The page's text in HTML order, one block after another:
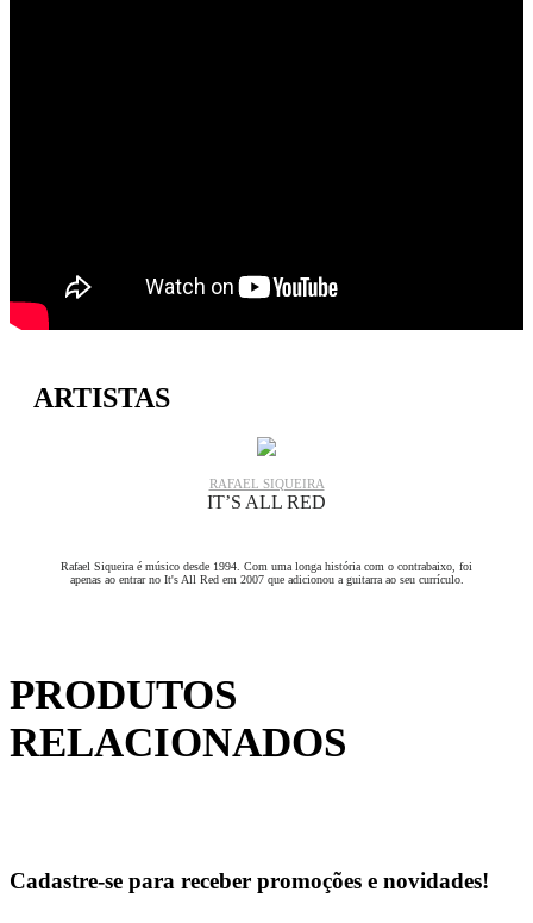
ARTISTAS
RAFAEL SIQUEIRA
IT’S ALL RED
Rafael Siqueira é músico desde 1994. Com uma longa história com o contrabaixo, foi
apenas ao entrar no It's All Red em 2007 que adicionou a guitarra ao seu currículo.
PRODUTOS
RELACIONADOS
Cadastre-se para receber promoções e novidades!